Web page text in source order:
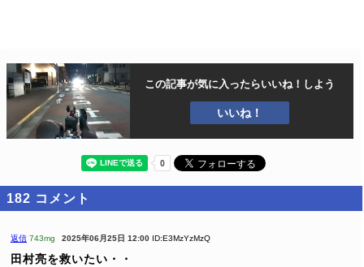
この記事が気に入ったらいいね！しよう
いいね！
182 コメント
返信 743mg 2025年06月25日 12:00 ID:E3MzYzMzQ
田村亮を救いたい・・